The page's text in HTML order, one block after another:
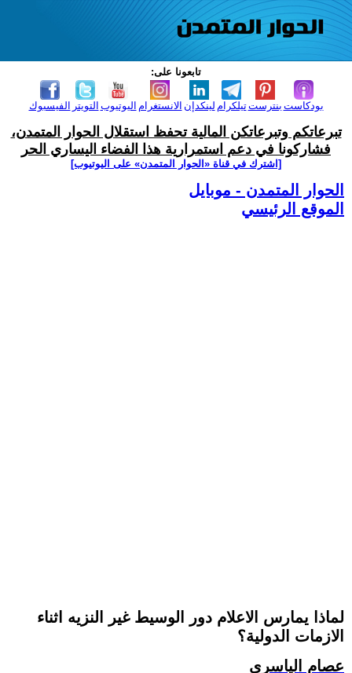
تابعونا على:
الفيسبوك التويتر اليوتيوب الانستغرام لينكدإن تيلكرامبنترست بودكاست
تبرعاتكم وتبرعاتكن المالية تحفظ استقلال الحوار المتمدن،
فشاركونا في دعم استمرارية هذا الفضاء اليساري الحر
[اشترك في قناة ‫«الحوار المتمدن» على اليوتيوب]
الحوار المتمدن - موبايل
الموقع الرئيسي
لماذا يمارس الاعلام دور الوسيط غير النزيه اثناء
الازمات الدولية؟
عصام الياسري